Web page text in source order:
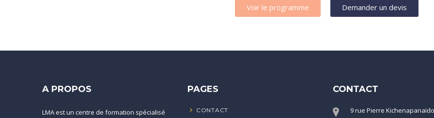
Voir le programme Demander un devis
A PROPOS
LMA est un centre de formation spécialisé
PAGES
CONTACT
CONTACT
9 rue Pierre